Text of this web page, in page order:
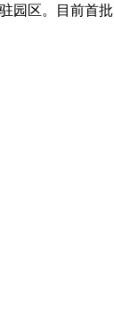
园区。目前首批